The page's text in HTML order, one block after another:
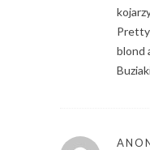
blond